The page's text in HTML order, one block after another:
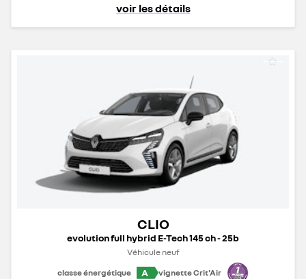
voir les détails
CLIO
evolution full hybrid E-Tech 145 ch - 25b
Véhicule neuf
classe énergétique
A vignette Crit'Air